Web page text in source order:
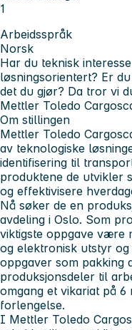
1
Arbeidsspråk
Norsk
Har du teknisk
løsningsorientert? Er
det du gjør? Da tror vi
Mettler Toledo
Om stillingen
Mettler Toledo
av teknologiske
identifisering til
produktene de utvikler
og effektivisere
Nå søker de en
avdeling i Oslo. Som
viktigste oppgave være
og elektronisk utstyr
oppgaver som pakking
produksjonsdeler til
omgang et vikariat på 6
forlengelse.
I Mettler Toledo